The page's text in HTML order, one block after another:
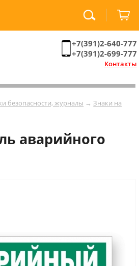
+7(391)2-640-777
+7(391)2-699-777
Контакты
безопасности, журналы →Знаки на
аварийного